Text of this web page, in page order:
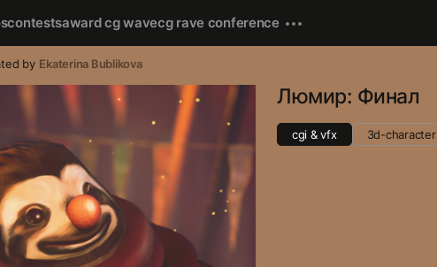
contestsaward cg wavecg rave conference
by Ekaterina Bublikova
Люмир: Финал
cgi & vfx 3d-character